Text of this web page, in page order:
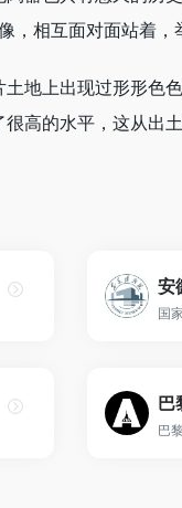
相互面对面站着，
地上出现过形形色
高的水平，这从出
安
国
巴
巴